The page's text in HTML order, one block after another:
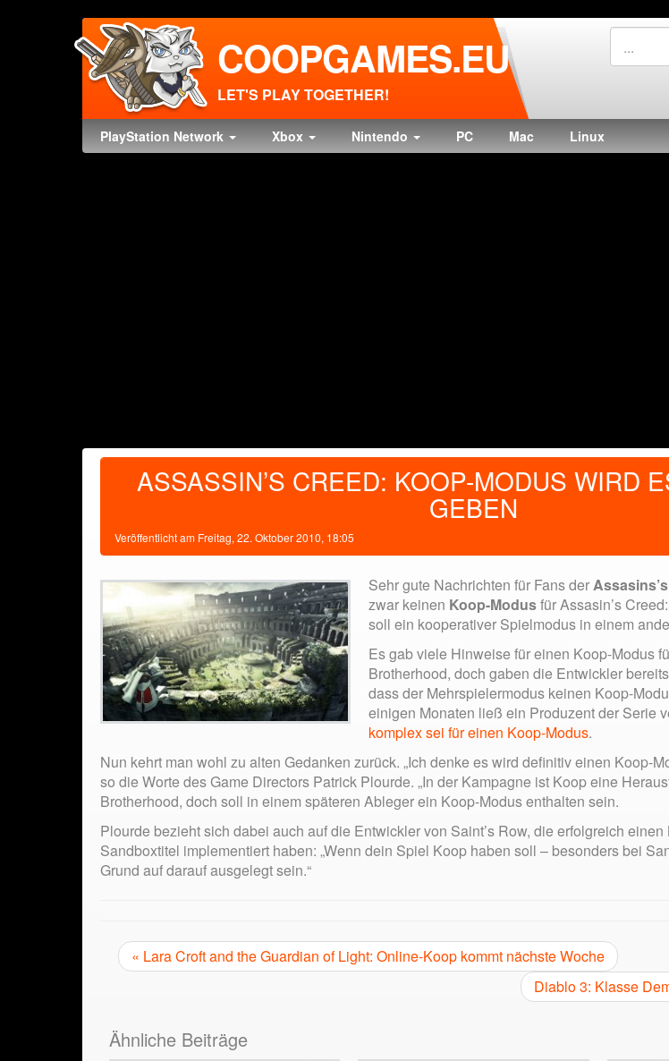
COOPGAMES.EU
LET'S PLAY TOGETHER!
PlayStation Network Xbox Nintendo PC Mac Linux
ASSASSIN’S CREED: KOOP-MODUS WIRD
GEBEN
Veröffentlicht am Freitag, 22. Oktober 2010, 18:05
Sehr gute Nachrichten für Fans der
zwar keinen Koop-Modusfür Assasin’s
soll ein kooperativer Spielmodus in einem
Es gab viele Hinweise für einen Koop-Modus
Brotherhood, doch gaben die Entwickler
dass der Mehrspielermodus keinen Koop-
einigen Monaten ließ ein Produzent der Serie
komplex sei für einen Koop-Modus.
Nun kehrt man wohl zu alten Gedanken zurück. „Ich denke es wird definitiv einen Koop-
so die Worte des Game Directors Patrick Plourde. „In der Kampagne ist Koop eine
Brotherhood, doch soll in einem späteren Ableger ein Koop-Modus enthalten sein.
Plourde bezieht sich dabei auch auf die Entwickler von Saint’s Row, die erfolgreich
Sandboxtitel implementiert haben: „Wenn dein Spiel Koop haben soll – besonders bei
Grund auf darauf ausgelegt sein.“
« Lara Croft and the Guardian of Light: Online-Koop kommt nächste Woche
Diablo 3: Klasse
Ähnliche Beiträge